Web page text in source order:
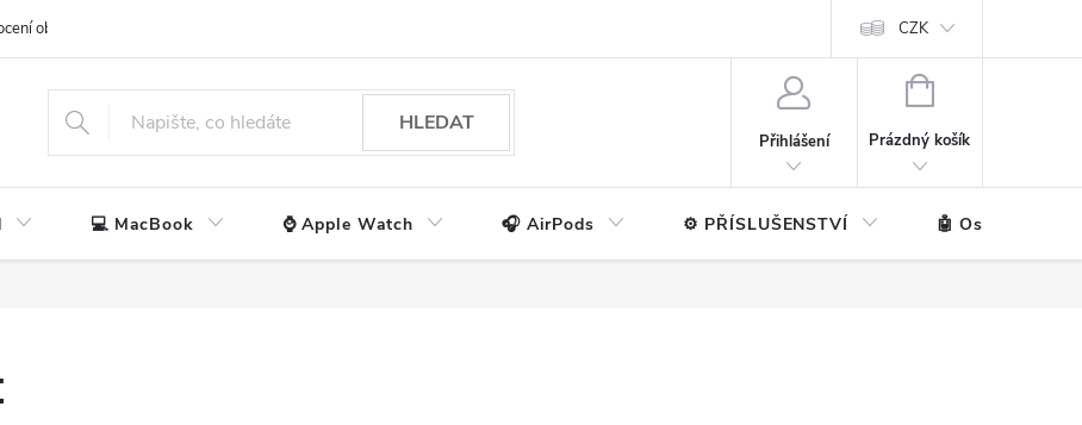
obchodu CZK
HLEDAT
Přihlášení
NÁKUPNÍ
Prázdný košík
💻 MacBook ⌚ Apple Watch 🎧 AirPods ⚙️ PŘÍSLUŠENSTVÍ 🤖 Ostatní